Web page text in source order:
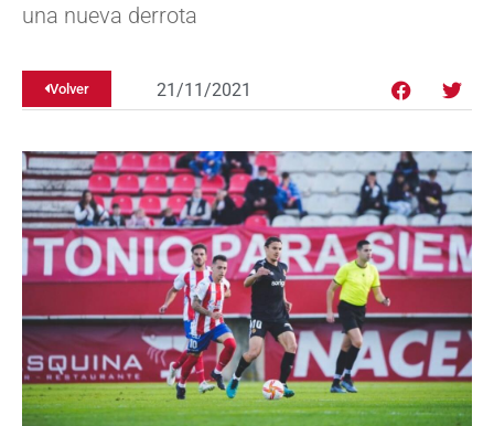
una nueva derrota
Volver 21/11/2021